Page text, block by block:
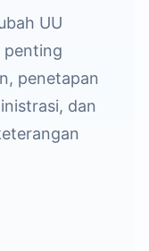
UU
penting
penetapan
dan